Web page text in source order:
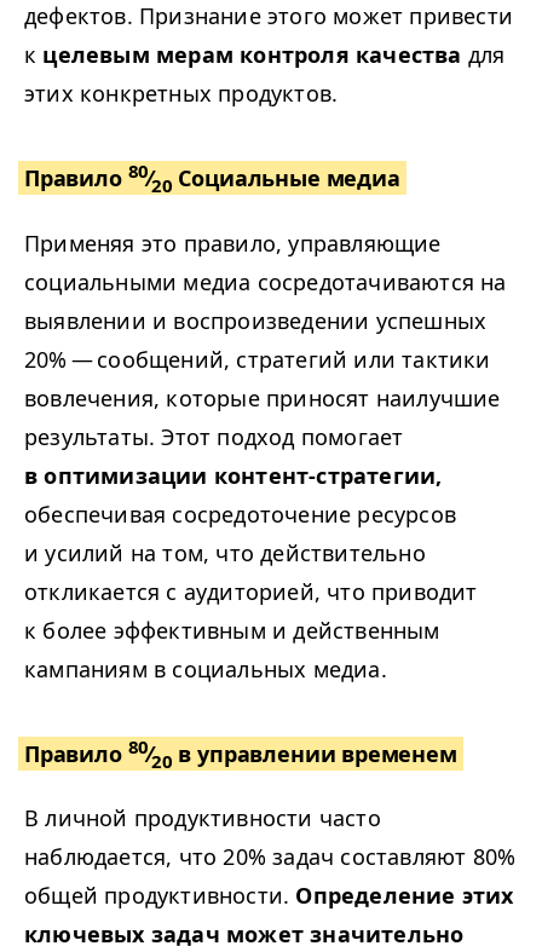
дефектов. Признание этого может привести
к целевым мерам контроля качества для
этих конкретных продуктов.
Правило 80⁄20 Социальные медиа
Применяя это правило, управляющие
социальными медиа сосредотачиваются на
выявлении и воспроизведении успешных
20% — сообщений, стратегий или тактики
вовлечения, которые приносят наилучшие
результаты. Этот подход помогает
в оптимизации контент-стратегии,
обеспечивая сосредоточение ресурсов
и усилий на том, что действительно
откликается с аудиторией, что приводит
к более эффективным и действенным
кампаниям в социальных медиа.
Правило 80⁄20 в управлении временем
В личной продуктивности часто
наблюдается, что 20% задач составляют 80%
общей продуктивности. Определение этих
ключевых задач может значительно